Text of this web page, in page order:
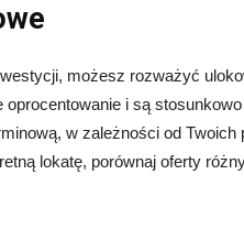
możesz rozważyć
oprocentowanie i są
w zależności od
lokatę, porównaj oferty